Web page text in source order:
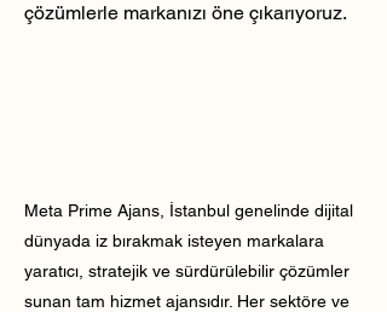
çözümlerle markanızı öne çıkarıyoruz.
Meta Prime Ajans, İstanbul genelinde dijital
dünyada iz bırakmak isteyen markalara
yaratıcı, stratejik ve sürdürülebilir çözümler
sunan tam hizmet ajansıdır. Her sektöre ve